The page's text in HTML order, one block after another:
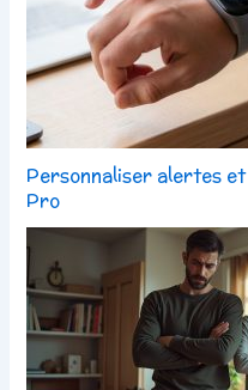
Personnaliser alertes
Pro